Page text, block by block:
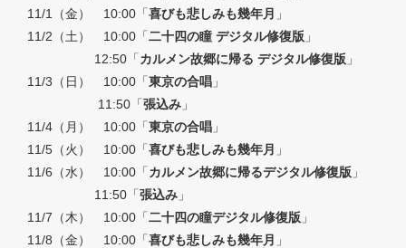
11/1（金） 10:00「喜びも悲しみも幾年月 」
11/2（土） 10:00「二十四の瞳 デジタル修復版 」
12:50「カルメン故郷に帰る デジタル修復版 」
11/3（日） 10:00「東京の合唱 」
11:50「張込み 」
11/4（月） 10:00「東京の合唱 」
11/5（火） 10:00「喜びも悲しみも幾年月 」
11/6（水） 10:00「カルメン故郷に帰るデジタル修復版 」
11:50「張込み 」
11/7（木） 10:00「二十四の瞳デジタル修復版 」
11/8（金） 10:00「喜びも悲しみも幾年月 」